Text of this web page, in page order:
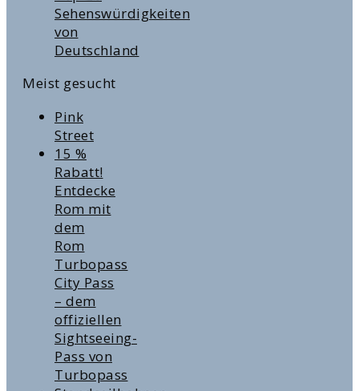
Sehenswürdigkeiten
von
Deutschland
Meist gesucht
Pink
Street
15 %
Rabatt!
Entdecke
Rom mit
dem
Rom
Turbopass
City Pass
– dem
offiziellen
Sightseeing-
Pass von
Turbopass